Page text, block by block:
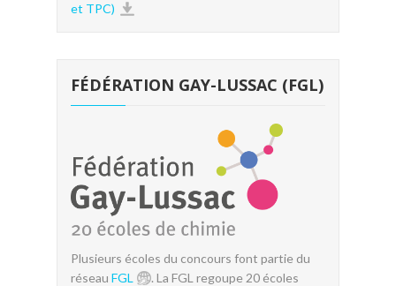
et TPC)
FÉDÉRATION GAY-LUSSAC (FGL)
Plusieurs écoles du concours font partie du
réseau FGL
. La FGL regoupe 20 écoles